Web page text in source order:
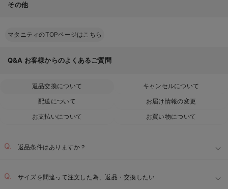
その他
マタニティのTOPページはこちら
Q&A お客様からのよくあるご質問
返品交換について
キャンセルについて
配送について
お届け情報の変更
お支払いについて
お買い物について
返品条件はありますか？
サイズを間違って注文した為、返品・交換したい